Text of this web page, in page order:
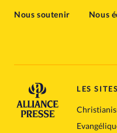
Nous soutenir Nous
LES